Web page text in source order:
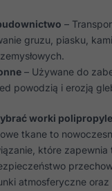
–
gruzu, piasku,
– Używane do
powodzią i erozją
worki
tkane to
które zapewnia
atmosferyczne oraz